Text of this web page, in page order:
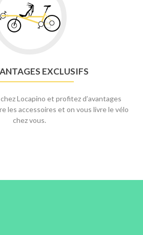
EXCLUSIFS
Locapino et profitez d’avantages
les accessoires et on vous livre le vélo
chez vous.